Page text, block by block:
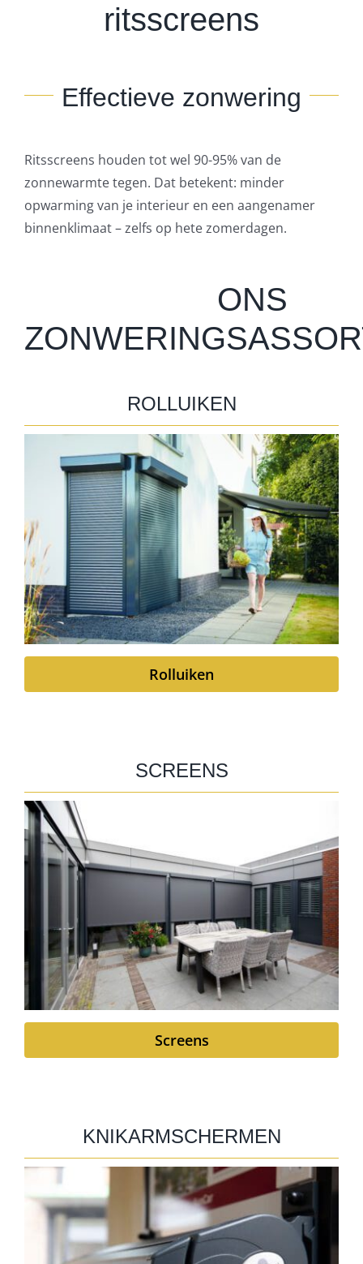
ritsscreens
Effectieve zonwering
Ritsscreens houden tot wel 90-95% van de
zonnewarmte tegen. Dat betekent: minder
opwarming van je interieur en een aangenamer
binnenklimaat – zelfs op hete zomerdagen.
ONS
ROLLUIKEN
Rolluiken
SCREENS
Screens
KNIKARMSCHERMEN